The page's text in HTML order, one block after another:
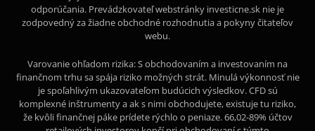
odporúčania. Prevádzkovateľ webstránky investicne.sk nie je
zodpovedný za žiadne obchodné rozhodnutia a pokyny čitateľov
webu.
Varovanie ohľadom rizika: S obchodovaním a investovaním na
finančnom trhu sa spája riziko možných strát. Minulá výkonnosť nie
je spoľahlivým ukazovateľom budúcich výsledkov. CFD sú
komplexné inštrumenty a ak s nimi obchodujete, existuje tu riziko,
že kvôli finančnej páke prídete rýchlo o peniaze. 66,02-89% účtov